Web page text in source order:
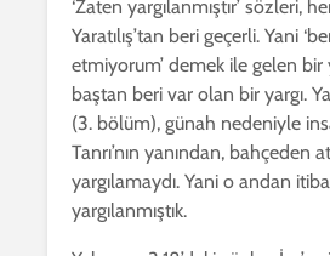
‘Zaten yargılanmıştır’ sözleri,
Yaratılış’tan beri geçerli. Yani
etmiyorum’ demek ile gelen bir
baştan beri var olan bir yargı.
(3. bölüm), günah nedeniyle
Tanrı’nın yanından, bahçeden
yargılamaydı. Yani o andan
yargılanmıştık.